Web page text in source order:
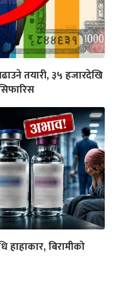
तयारी, ३५ हजारदेखि
बिरामीको